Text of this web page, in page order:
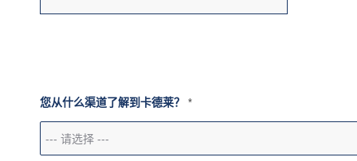
您从什么渠道了解到卡德莱？ *